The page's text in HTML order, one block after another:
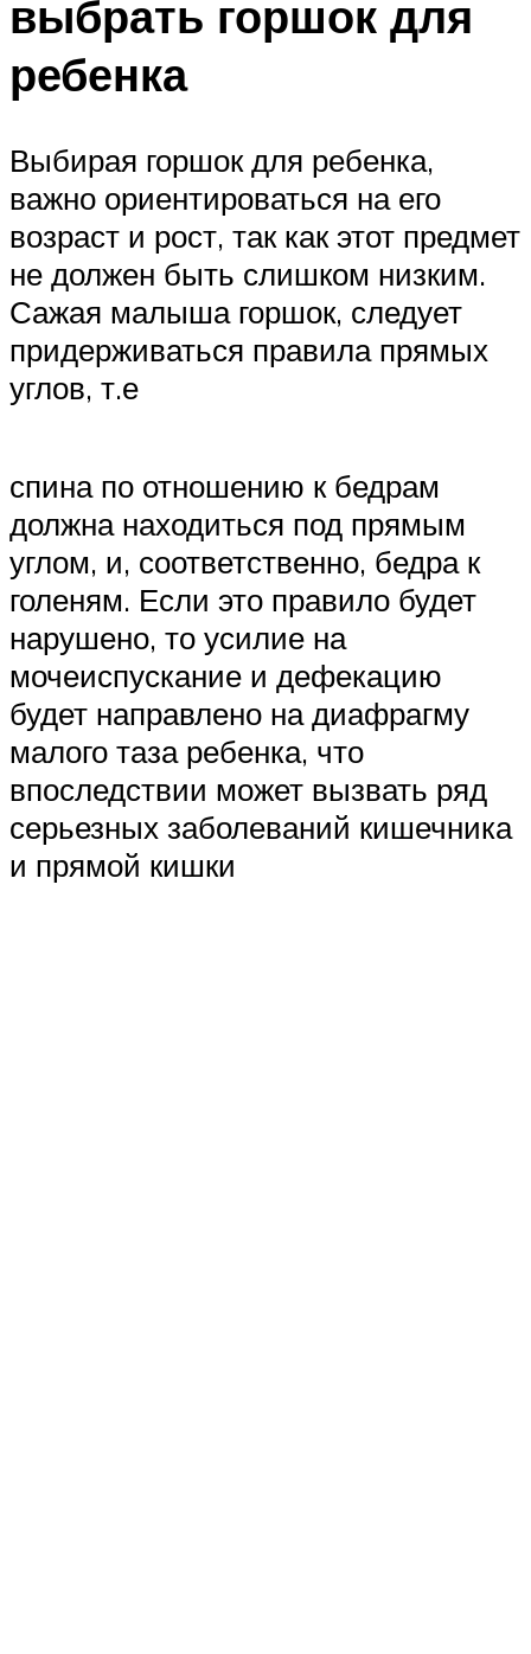
выбрать горшок для
ребенка
Выбирая горшок для ребенка,
важно ориентироваться на его
возраст и рост, так как этот предмет
не должен быть слишком низким.
Сажая малыша горшок, следует
придерживаться правила прямых
углов, т.е
спина по отношению к бедрам
должна находиться под прямым
углом, и, соответственно, бедра к
голеням. Если это правило будет
нарушено, то усилие на
мочеиспускание и дефекацию
будет направлено на диафрагму
малого таза ребенка, что
впоследствии может вызвать ряд
серьезных заболеваний кишечника
и прямой кишки